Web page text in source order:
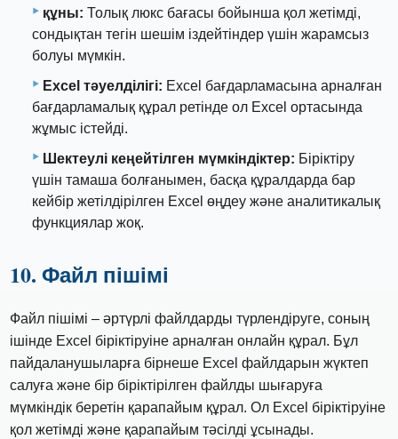
құны: Толық люкс бағасы бойынша қол жетімді,
сондықтан тегін шешім іздейтіндер үшін жарамсыз
болуы мүмкін.
Excel тәуелділігі: Excel бағдарламасына арналған
бағдарламалық құрал ретінде ол Excel ортасында
жұмыс істейді.
Шектеулі кеңейтілген мүмкіндіктер: Біріктіру
үшін тамаша болғанымен, басқа құралдарда бар
кейбір жетілдірілген Excel өңдеу және аналитикалық
функциялар жоқ.
10. Файл пішімі
Файл пішімі – әртүрлі файлдарды түрлендіруге, соның
ішінде Excel біріктіруіне арналған онлайн құрал. Бұл
пайдаланушыларға бірнеше Excel файлдарын жүктеп
салуға және бір біріктірілген файлды шығаруға
мүмкіндік беретін қарапайым құрал. Ол Excel біріктіруіне
қол жетімді және қарапайым тәсілді ұсынады.